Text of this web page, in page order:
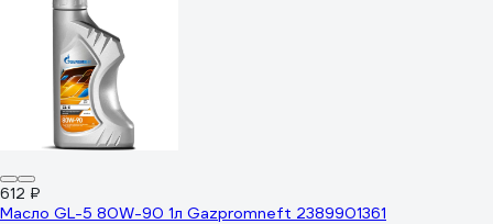
612 ₽
Масло GL-5 80W-90 1л Gazpromneft 2389901361